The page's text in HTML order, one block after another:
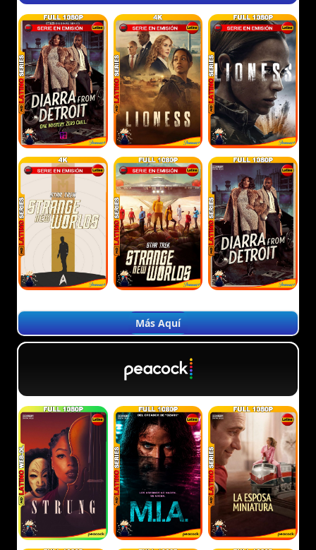
Más Aquí